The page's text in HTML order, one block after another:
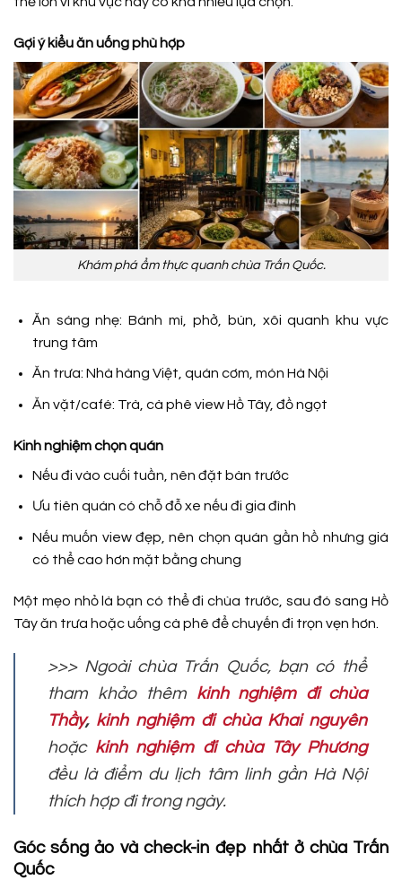
Gợi ý kiểu ăn uống phù hợp
Khám phá ẩm thực quanh chùa Trấn Quốc.
Ăn sáng nhẹ: Bánh mì, phở, bún, xôi quanh khu vực
trung tâm
Ăn trưa: Nhà hàng Việt, quán cơm, món Hà Nội
Ăn vặt/café: Trà, cà phê view Hồ Tây, đồ ngọt
Kinh nghiệm chọn quán
Nếu đi vào cuối tuần, nên đặt bàn trước
Ưu tiên quán có chỗ đỗ xe nếu đi gia đình
Nếu muốn view đẹp, nên chọn quán gần hồ nhưng giá
có thể cao hơn mặt bằng chung
Một mẹo nhỏ là bạn có thể đi chùa trước, sau đó sang Hồ
Tây ăn trưa hoặc uống cà phê để chuyến đi trọn vẹn hơn.
>>> Ngoài chùa Trấn Quốc, bạn có thể
tham khảo thêm kinh nghiệm đi chùa
Thầy, kinh nghiệm đi chùa Khai nguyên
hoặc kinh nghiệm đi chùa Tây Phương
đều là điểm du lịch tâm linh gần Hà Nội
thích hợp đi trong ngày.
Góc sống ảo và check-in đẹp nhất ở chùa Trấn
Quốc